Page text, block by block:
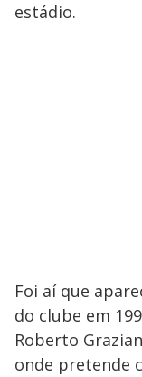
estádio.
Foi aí que
do clube em
Roberto
onde pretende